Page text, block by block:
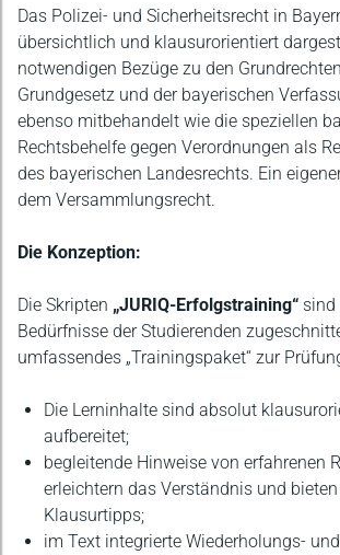
Das Polizei- und Sicherheitsrecht in
übersichtlich und klausurorientiert
notwendigen Bezüge zu den
Grundgesetz und der bayerischen
ebenso mitbehandelt wie die speziellen
Rechtsbehelfe gegen Verordnungen als
des bayerischen Landesrechts. Ein
dem Versammlungsrecht.
Die Konzeption:
Die Skripten „JURIQ-Erfolgstraining“ sind
Bedürfnisse der Studierenden
umfassendes „Trainingspaket“ zur
Die Lerninhalte sind absolut
aufbereitet;
begleitende Hinweise von erfahrenen
erleichtern das Verständnis und
Klausurtipps;
im Text integrierte Wiederholungs- und